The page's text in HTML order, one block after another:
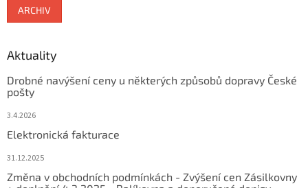
ARCHIV
Aktuality
Drobné navýšení ceny u některých způsobů dopravy České
pošty
3.4.2026
Elektronická fakturace
31.12.2025
Změna v obchodních podmínkách - Zvýšení cen Zásilkovny